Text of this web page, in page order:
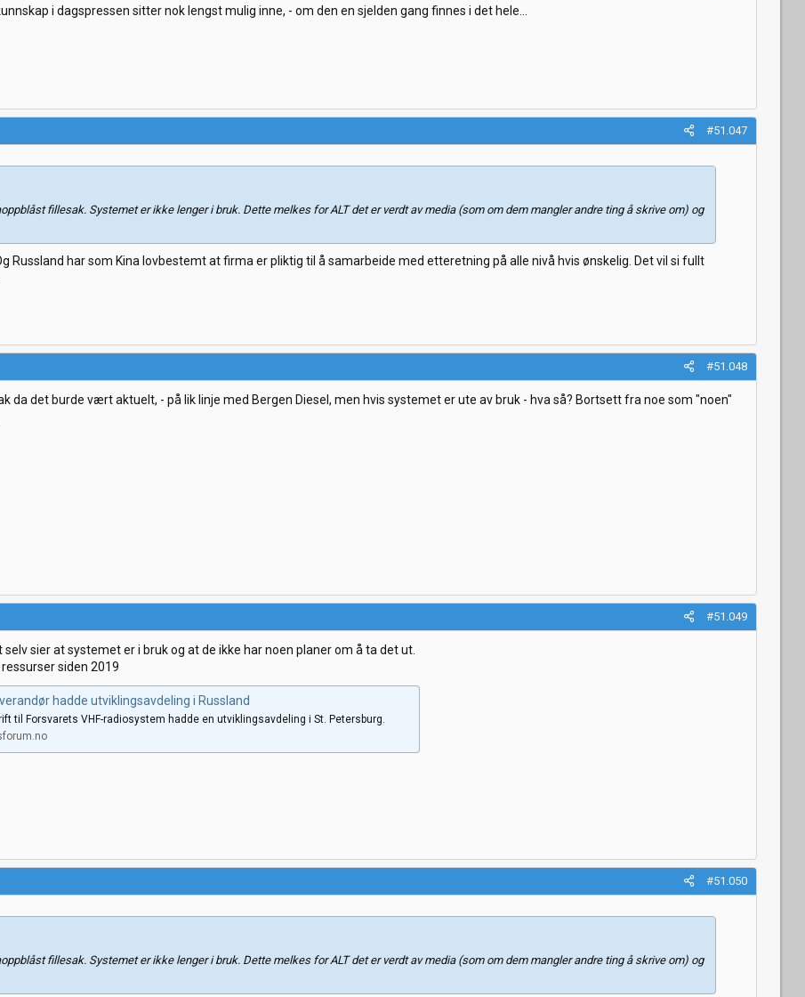
i dagspressen sitter nok lengst mulig inne, - om den en sjelden gang finnes i det hele...
#51.047
fillesak. Systemet er ikke lenger i bruk. Dette melkes for ALT det er verdt av media (som om dem mangler andre ting å skrive om) og
Russland har som Kina lovbestemt at firma er pliktig til å samarbeide med etteretning på alle nivå hvis ønskelig. Det vil si fullt
#51.048
da det burde vært aktuelt, - på lik linje med Bergen Diesel, men hvis systemet er ute av bruk - hva så? Bortsett fra noe som "noen"
#51.049
selv sier at systemet er i bruk og at de ikke har noen planer om å ta det ut.
siden 2019
hadde utviklingsavdeling i Russland
til Forsvarets VHF-radiosystem hadde en utviklingsavdeling i St. Petersburg.
#51.050
fillesak. Systemet er ikke lenger i bruk. Dette melkes for ALT det er verdt av media (som om dem mangler andre ting å skrive om) og